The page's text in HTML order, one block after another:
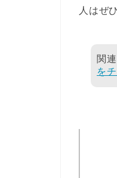
人はぜ
関連
を